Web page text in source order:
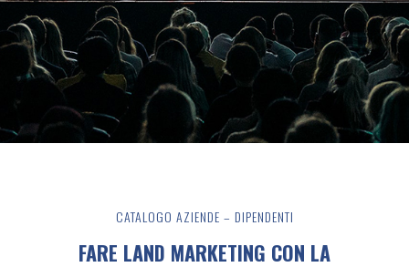
CATALOGO AZIENDE – DIPENDENTI
FARE LAND MARKETING CON LA